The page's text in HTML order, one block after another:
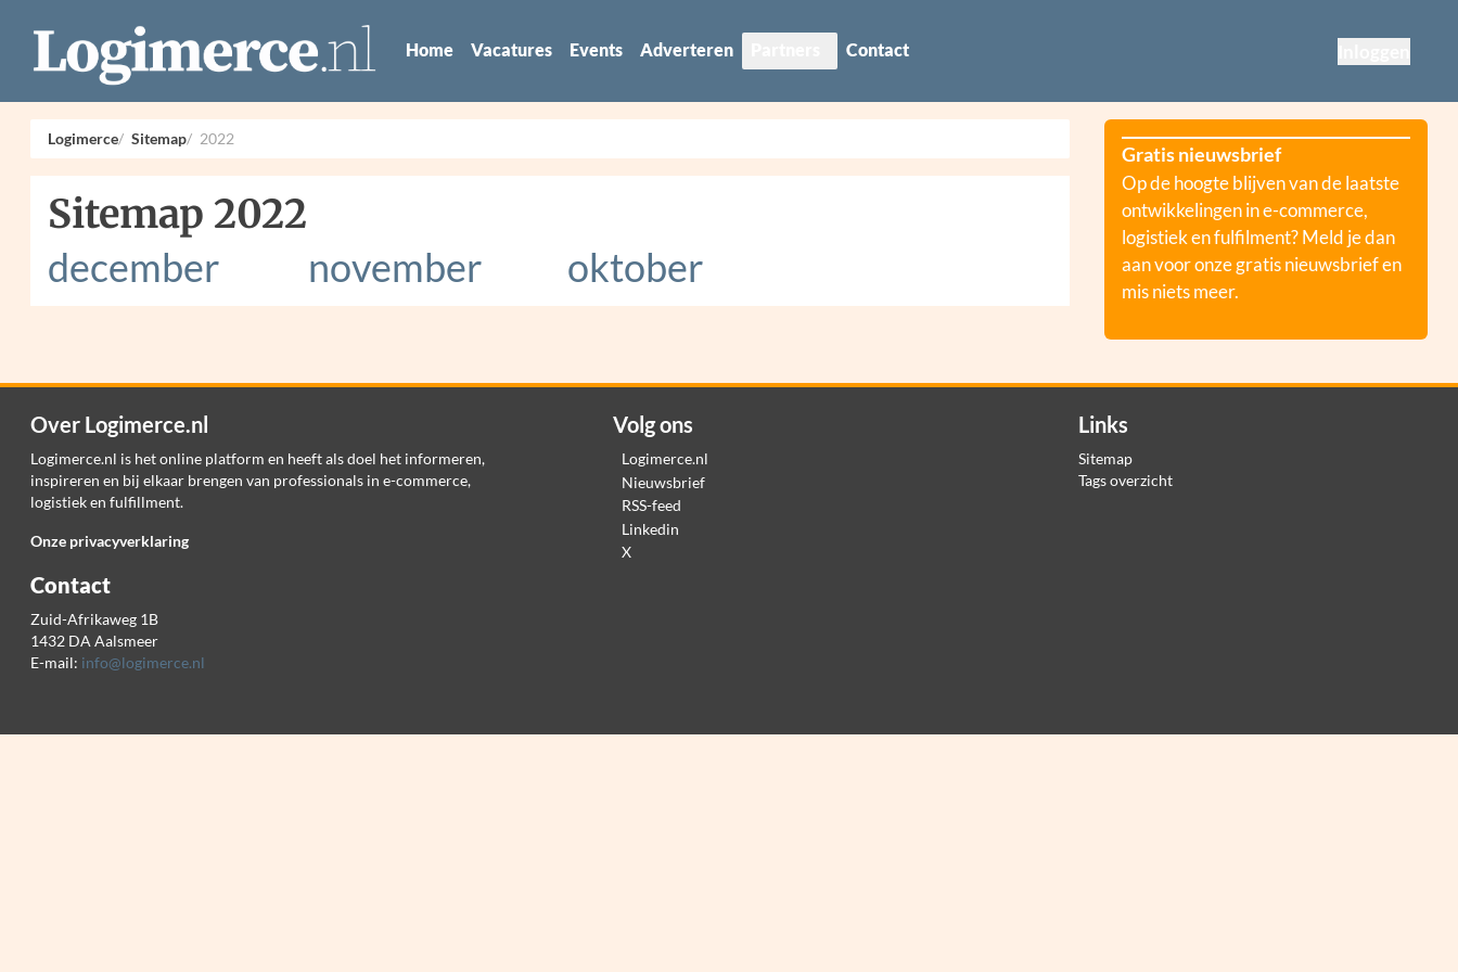
Home Vacatures Events Adverteren Contact
Logimerce Sitemap 2022
Sitemap 2022
december november oktober
Gratis nieuwsbrief
Op de hoogte blijven van de laatste
ontwikkelingen in e-commerce,
logistiek en fulfilment? Meld je dan
aan voor onze gratis nieuwsbrief en
mis niets meer.
Over Logimerce.nl
Logimerce.nl is het online platform en heeft als doel het informeren,
inspireren en bij elkaar brengen van professionals in e-commerce,
logistiek en fulfillment.
Onze privacyverklaring
Contact
Zuid-Afrikaweg 1B
1432 DA Aalsmeer
E-mail: info@logimerce.nl
Volg ons
Logimerce.nl
Nieuwsbrief
RSS-feed
Linkedin
X
Links
Sitemap
Tags overzicht